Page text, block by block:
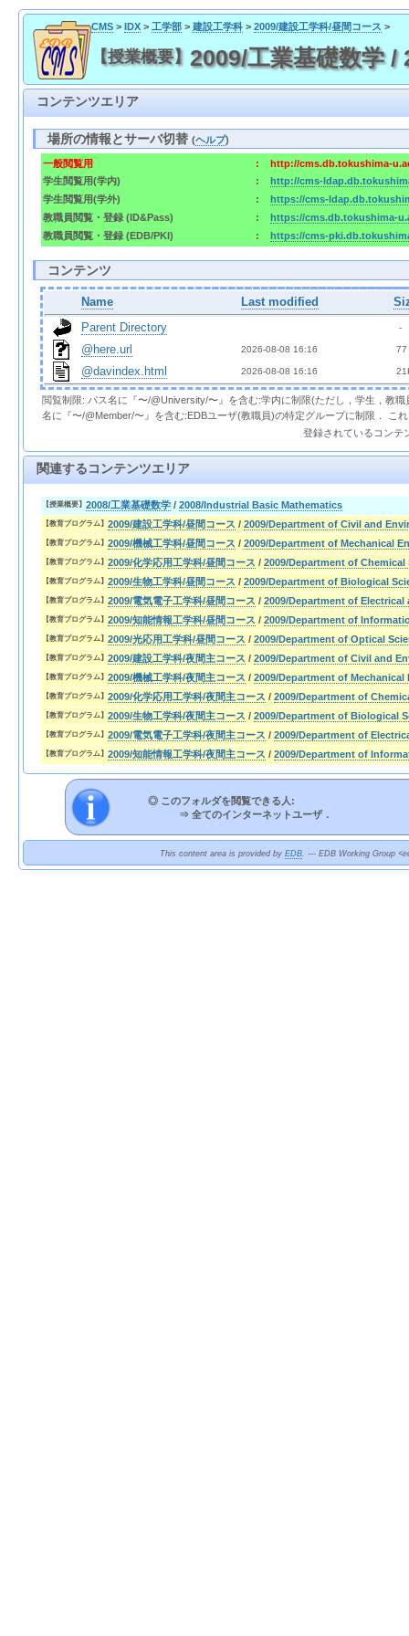
CMS> IDX> 工学部> 建設工学科> 2009/建設工学科/昼間コース >
【授業概要】 2009/工業基礎数学
コンテンツエリア
場所の情報とサーバ切替(ヘルプ)
一般閲覧用 :
http://cms.db.tokushima-
学生閲覧用(学内)
:
http://cms-
学生閲覧用(学外)
:
https://cms-
教職員閲覧・登録 (ID&Pass)
:
https://cms.db.tokushima-
教職員閲覧・登録 (EDB/PKI)
: https://cms-
コンテンツ
Name Last modified
Parent Directory
  -
@here.url 2026-08-08 16:16 77
@davindex.html 2026-08-08 16:16
閲覧制限: パス名に『〜/@University/〜』を含む:学内に制限(ただし，学生，教
名に『〜/@Member/〜』を含む:EDBユーザ(教職員)の特定グループに制限． こ
登録されているコンテ
関連するコンテンツエリア
【授業概要】 2008/工業基礎数学 / 2008/Industrial Basic Mathematics
【教育プログラム】 2009/建設工学科/昼間コース / 2009/Department of Civil and
【教育プログラム】 2009/機械工学科/昼間コース / 2009/Department of Mechanical
【教育プログラム】 2009/化学応用工学科/昼間コース / 2009/Department of
【教育プログラム】 2009/生物工学科/昼間コース / 2009/Department of Biological
【教育プログラム】 2009/電気電子工学科/昼間コース / 2009/Department of
【教育プログラム】 2009/知能情報工学科/昼間コース / 2009/Department of
【教育プログラム】 2009/光応用工学科/昼間コース / 2009/Department of Optical
【教育プログラム】 2009/建設工学科/夜間主コース / 2009/Department of Civil and
【教育プログラム】 2009/機械工学科/夜間主コース / 2009/Department of
【教育プログラム】 2009/化学応用工学科/夜間主コース / 2009/Department of
【教育プログラム】 2009/生物工学科/夜間主コース / 2009/Department of Biological
【教育プログラム】 2009/電気電子工学科/夜間主コース / 2009/Department of
【教育プログラム】 2009/知能情報工学科/夜間主コース / 2009/Department of
◎ このフォルダを閲覧できる人:
⇒ 全てのインターネットユーザ．
This content area is provided by EDB. --- EDB Working Group